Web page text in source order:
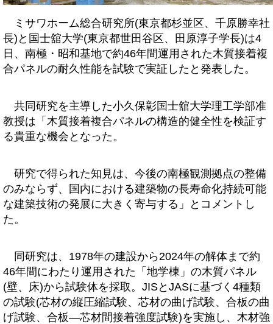
ミサワホーム総合研究所(東京都杉並区、千原勝幸社
長)と国士舘大学(東京都世田谷区、田原淳子学長)は4
日、南極・昭和基地で約46年間運用された木質接着複
合パネルの耐久性能を試験で実証したと発表した。
共同研究を主導した小久保彰国士舘大学理工学部准
教授は「木質接着複合パネルの構造的健全性を検証す
る貴重な機会となった。
研究で得られた知見は、今後の南極観測拠点の整備
のみならず、国内における建築物の長寿命化持続可能
な建築技術の発展に大きく寄与する」とコメントし
た。
同研究は、1978年の建設から2024年の解体まで約
46年間にわたり運用された「地学棟」の木質パネル
(壁、床)から試験体を採取。JISとJASに基づく4種類
の試験(芯材の縦圧縮試験、芯材の曲げ試験、合板の曲
げ試験、合板―芯材間接着強度試験)を実施し、木材強